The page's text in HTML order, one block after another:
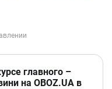
главного –
на OBOZ.UA в